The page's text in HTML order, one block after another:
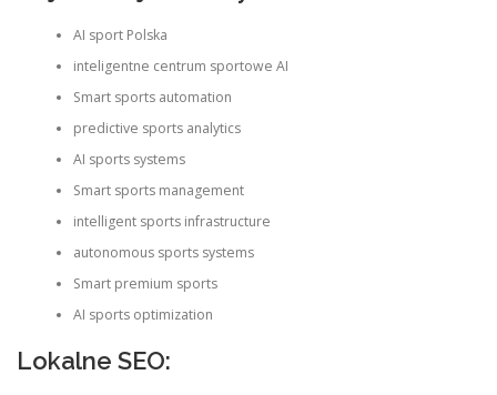
AI sport Polska
inteligentne centrum sportowe AI
Smart sports automation
predictive sports analytics
AI sports systems
Smart sports management
intelligent sports infrastructure
autonomous sports systems
Smart premium sports
AI sports optimization
Lokalne SEO: